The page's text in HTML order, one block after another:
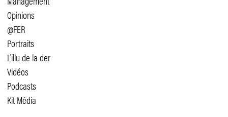
Opinions
@FER
Portraits
L'illu de la der
Vidéos
Podcasts
Kit Média